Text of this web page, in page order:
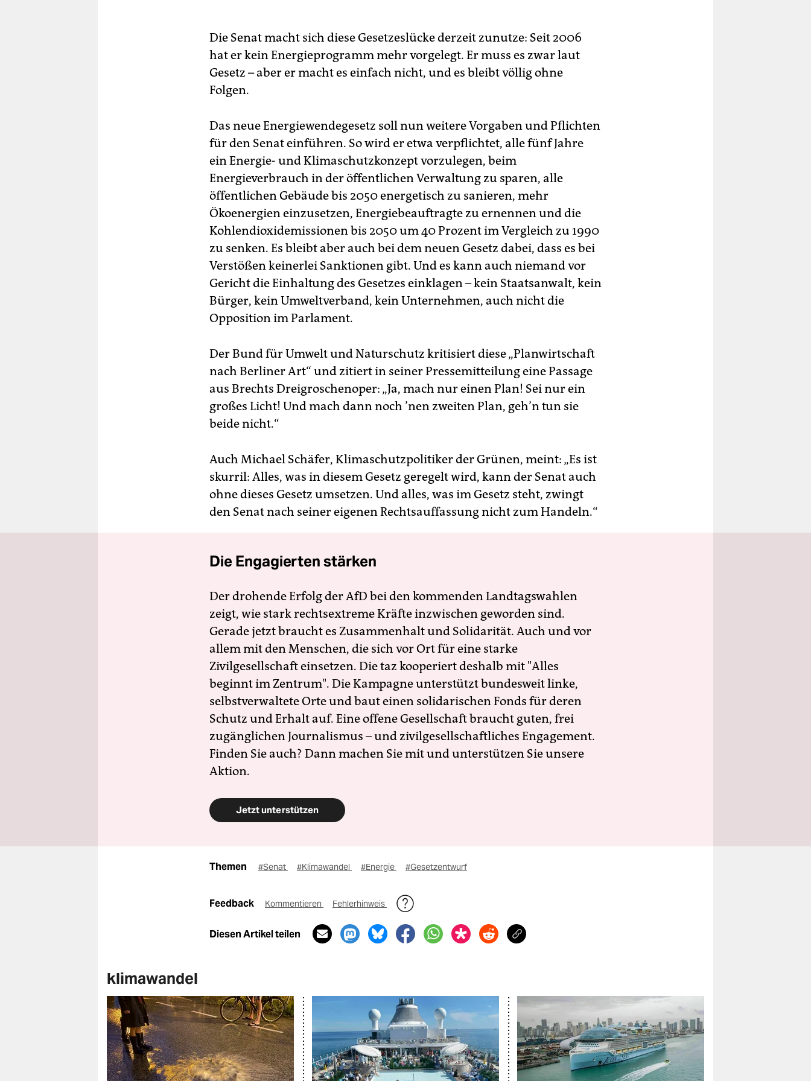
Die Senat macht sich diese Gesetzeslücke derzeit zunutze: Seit 2006
hat er kein Energieprogramm mehr vorgelegt. Er muss es zwar laut
Gesetz – aber er macht es einfach nicht, und es bleibt völlig ohne
Folgen.
Das neue Energiewendegesetz soll nun weitere Vorgaben und Pflichten
für den Senat einführen. So wird er etwa verpflichtet, alle fünf Jahre
ein Energie- und Klimaschutzkonzept vorzulegen, beim
Energieverbrauch in der öffentlichen Verwaltung zu sparen, alle
öffentlichen Gebäude bis 2050 energetisch zu sanieren, mehr
Ökoenergien einzusetzen, Energiebeauftragte zu ernennen und die
Kohlendioxidemissionen bis 2050 um 40 Prozent im Vergleich zu 1990
zu senken. Es bleibt aber auch bei dem neuen Gesetz dabei, dass es bei
Verstößen keinerlei Sanktionen gibt. Und es kann auch niemand vor
Gericht die Einhaltung des Gesetzes einklagen – kein Staatsanwalt, kein
Bürger, kein Umweltverband, kein Unternehmen, auch nicht die
Opposition im Parlament.
Der Bund für Umwelt und Naturschutz kritisiert diese „Planwirtschaft
nach Berliner Art“ und zitiert in seiner Pressemitteilung eine Passage
aus Brechts Dreigroschenoper: „Ja, mach nur einen Plan! Sei nur ein
großes Licht! Und mach dann noch ’nen zweiten Plan, geh’n tun sie
beide nicht.“
Auch Michael Schäfer, Klimaschutzpolitiker der Grünen, meint: „Es ist
skurril: Alles, was in diesem Gesetz geregelt wird, kann der Senat auch
ohne dieses Gesetz umsetzen. Und alles, was im Gesetz steht, zwingt
den Senat nach seiner eigenen Rechtsauffassung nicht zum Handeln.“
Die Engagierten stärken
Der drohende Erfolg der AfD bei den kommenden Landtagswahlen
zeigt, wie stark rechtsextreme Kräfte inzwischen geworden sind.
Gerade jetzt braucht es Zusammenhalt und Solidarität. Auch und vor
allem mit den Menschen, die sich vor Ort für eine starke
Zivilgesellschaft einsetzen. Die taz kooperiert deshalb mit "Alles
beginnt im Zentrum". Die Kampagne unterstützt bundesweit linke,
selbstverwaltete Orte und baut einen solidarischen Fonds für deren
Schutz und Erhalt auf. Eine offene Gesellschaft braucht guten, frei
zugänglichen Journalismus – und zivilgesellschaftliches Engagement.
Finden Sie auch? Dann machen Sie mit und unterstützen Sie unsere
Aktion.
Jetzt unterstützen
Themen #Senat #Klimawandel #Energie #Gesetzentwurf
Feedback Kommentieren Fehlerhinweis
Diesen Artikel teilen
klimawandel